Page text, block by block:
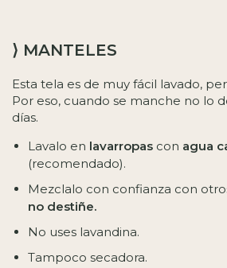
⟩ MANTELES
Esta tela es de muy fácil lavado,
Por eso, cuando se manche no lo
días.
Lavalo en lavarropas con agua
(recomendado).
Mezclalo con confianza con
no destiñe.
No uses lavandina.
Tampoco secadora.